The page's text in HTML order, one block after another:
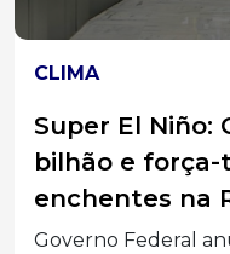
CLIMA
Super El Niño:
bilhão e
enchentes na
Governo Federal